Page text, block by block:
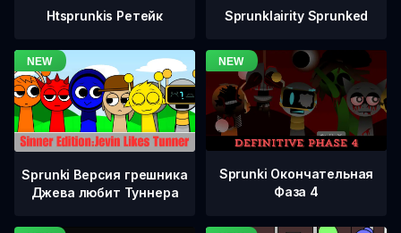
Htsprunkis Ретейк Sprunklairity Sprunked
Sprunki Версия грешника
Джева любит Туннера
Sprunki Окончательная
Фаза 4